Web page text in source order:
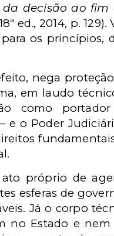
decisão ao fim
ed., 2014, p.
os princípios,
nega
em laudo
como
e o Poder
próprio de
esferas de
Já o corpo
no Estado e